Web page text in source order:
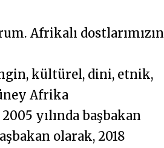
Afrikalı dostlarımızın
kültürel, dini, etnik,
Afrika
yılında başbakan
olarak, 2018